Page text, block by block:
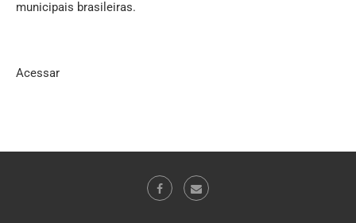
municipais brasileiras.
Acessar